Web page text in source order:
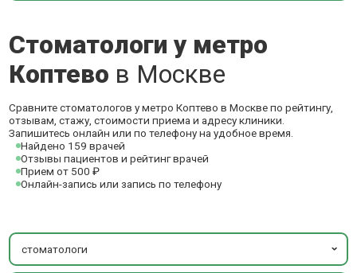
Стоматологи у метро
Коптево в Москве
Сравните стоматологов у метро Коптево в Москве по рейтингу,
отзывам, стажу, стоимости приема и адресу клиники.
Запишитесь онлайн или по телефону на удобное время.
Найдено 159 врачей
Отзывы пациентов и рейтинг врачей
Прием от 500 ₽
Онлайн-запись или запись по телефону
стоматологи